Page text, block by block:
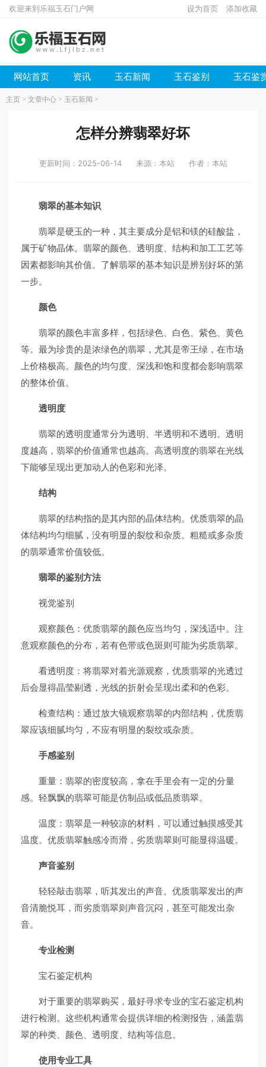
欢迎来到乐福玉石门户网 设为首页 添加收藏
网站首页 资讯 玉石新闻 玉石鉴别 玉石鉴
主页 > 文章中心 > 玉石新闻 >
怎样分辨翡翠好坏
更新时间：2025-06-14 来源：本站 作者：本站
翡翠的基本知识
翡翠是硬玉的一种，其主要成分是铝和镁的硅酸盐，
属于矿物晶体。翡翠的颜色、透明度、结构和加工工艺等
因素都影响其价值。了解翡翠的基本知识是辨别好坏的第
一步。
颜色
翡翠的颜色丰富多样，包括绿色、白色、紫色、黄色
等。最为珍贵的是浓绿色的翡翠，尤其是帝王绿，在市场
上价格极高。颜色的均匀度、深浅和饱和度都会影响翡翠
的整体价值。
透明度
翡翠的透明度通常分为透明、半透明和不透明。透明
度越高，翡翠的价值通常也越高。高透明度的翡翠在光线
下能够呈现出更加动人的色彩和光泽。
结构
翡翠的结构指的是其内部的晶体结构。优质翡翠的晶
体结构均匀细腻，没有明显的裂纹和杂质。粗糙或多杂质
的翡翠通常价值较低。
翡翠的鉴别方法
视觉鉴别
观察颜色：优质翡翠的颜色应当均匀，深浅适中。注
意观察颜色的分布，若有色带或色斑则可能为劣质翡翠。
看透明度：将翡翠对着光源观察，优质翡翠的光透过
后会显得晶莹剔透，光线的折射会呈现出柔和的色彩。
检查结构：通过放大镜观察翡翠的内部结构，优质翡
翠应该细腻均匀，不应有明显的裂纹或杂质。
手感鉴别
重量：翡翠的密度较高，拿在手里会有一定的分量
感。轻飘飘的翡翠可能是仿制品或低品质翡翠。
温度：翡翠是一种较凉的材料，可以通过触摸感受其
温度。优质翡翠触感冷而滑，劣质翡翠则可能显得温暖。
声音鉴别
轻轻敲击翡翠，听其发出的声音。优质翡翠发出的声
音清脆悦耳，而劣质翡翠则声音沉闷，甚至可能发出杂
音。
专业检测
宝石鉴定机构
对于重要的翡翠购买，最好寻求专业的宝石鉴定机构
进行检测。这些机构通常会提供详细的检测报告，涵盖翡
翠的种类、颜色、透明度、结构等信息。
使用专业工具